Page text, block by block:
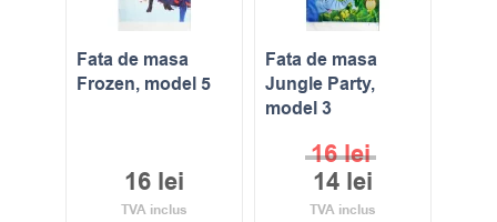
Fata de masa
Frozen, model 5
16 lei
TVA inclus
Fata de masa
Jungle Party,
model 3
16lei
14 lei
TVA inclus